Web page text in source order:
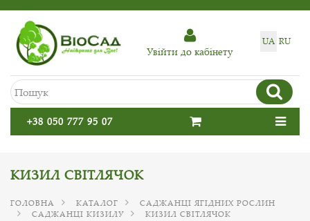
UA RU
Увiйти до кабiнету
+38 050 777 95 07
КИЗИЛ СВІТЛЯЧОК
ГОЛОВНА КАТАЛОГ
САДЖАНЦІ ЯГІДНИХ РОСЛИН
САДЖАНЦІ КИЗИЛУ
КИЗИЛ СВІТЛЯЧОК